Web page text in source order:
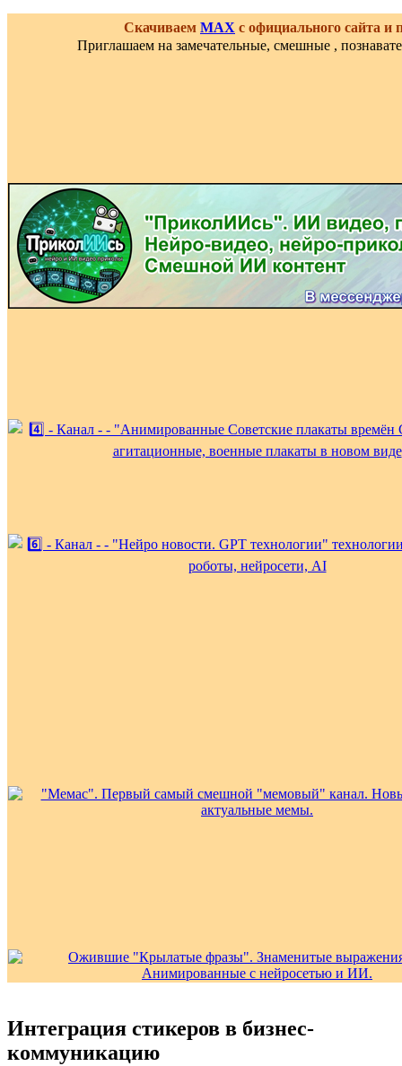
Скачиваем MAX с официального сайта
Приглашаем на замечательные, смешные ,
Интеграция стикеров в бизнес-
коммуникацию